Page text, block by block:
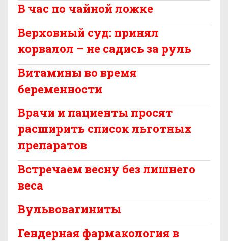
В час по чайной ложке
Верховный суд: принял
корвалол – не садись за руль
Витамины во время
беременности
Врачи и пациенты просят
расширить список льготных
препаратов
Встречаем весну без лишнего
веса
Вульвовагиниты
Гендерная фармакология в